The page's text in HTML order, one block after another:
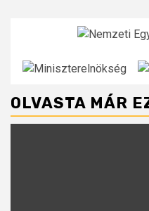
OLVASTA MÁR